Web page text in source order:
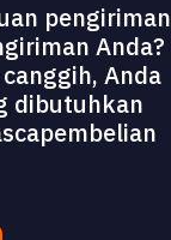
pengiriman
Anda?
Anda
dibutuhkan